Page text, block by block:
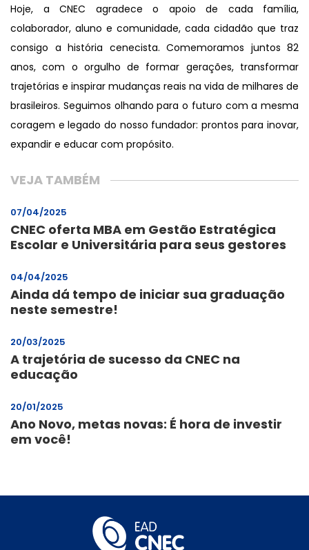
Hoje, a CNEC agradece o apoio de cada família,
colaborador, aluno e comunidade, cada cidadão que traz
consigo a história cenecista. Comemoramos juntos 82
anos, com o orgulho de formar gerações, transformar
trajetórias e inspirar mudanças reais na vida de milhares de
brasileiros. Seguimos olhando para o futuro com a mesma
coragem e legado do nosso fundador: prontos para inovar,
expandir e educar com propósito.
VEJA TAMBÉM
07/04/2025
CNEC oferta MBA em Gestão Estratégica
Escolar e Universitária para seus gestores
04/04/2025
Ainda dá tempo de iniciar sua graduação
neste semestre!
20/03/2025
A trajetória de sucesso da CNEC na
educação
20/01/2025
Ano Novo, metas novas: É hora de investir
em você!